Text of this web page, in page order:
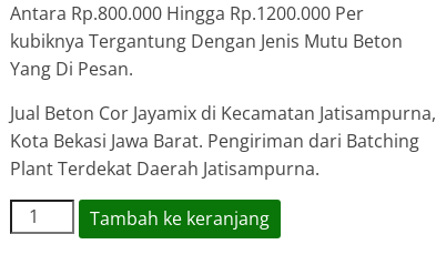
Antara Rp.800.000 Hingga Rp.1200.000 Per
kubiknya Tergantung Dengan Jenis Mutu Beton
Yang Di Pesan.
Jual Beton Cor Jayamix di Kecamatan Jatisampurna,
Kota Bekasi Jawa Barat. Pengiriman dari Batching
Plant Terdekat Daerah Jatisampurna.
Kuantitas
Harga
Tambah ke keranjang